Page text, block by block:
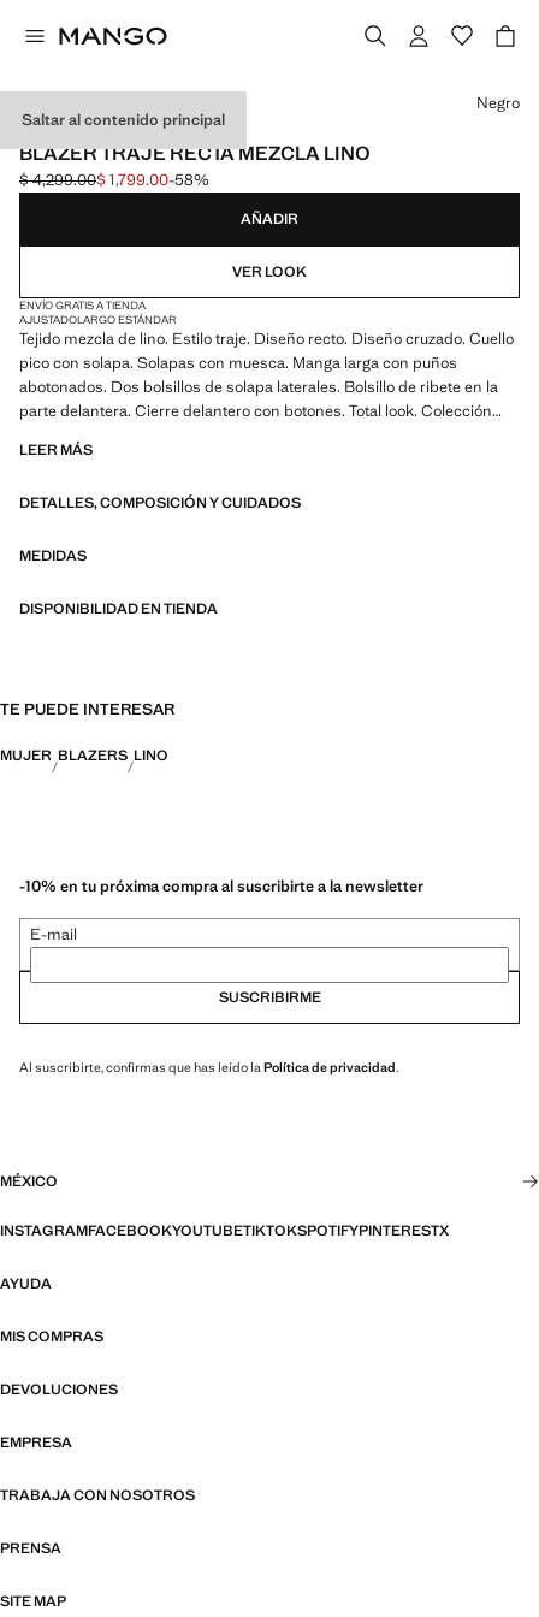
Saltar al contenido principal
SELECTION
BLAZER TRAJE RECTA MEZCLA LINO
Precio inicial tachado [$ 4,299.00 ]
$ 4,299.00
Precio actual [$ 1,799.00 ]
$ 1,799.00-58%
Selecciona un color
Negro
AÑADIR
VER LOOK
ENVÍO GRATIS A TIENDA
AJUSTADOLARGO ESTÁNDAR
Tejido mezcla de lino. Estilo traje. Diseño recto. Diseño cruzado. Cuello
pico con solapa. Solapas con muesca. Manga larga con puños
abotonados. Dos bolsillos de solapa laterales. Bolsillo de ribete en la
parte delantera. Cierre delantero con botones. Total look. Colección
calidad para construir un armario femenino y contemporáneo
LEER MÁS
DETALLES, COMPOSICIÓN Y CUIDADOS
MEDIDAS
DISPONIBILIDAD EN TIENDA
TE PUEDE INTERESAR
MUJER BLAZERS LINO
-10% en tu próxima compra al suscribirte a la newsletter
E-mail
SUSCRIBIRME
Al suscribirte, confirmas que has leído la Política de privacidad.
MÉXICO
INSTAGRAMFACEBOOKYOUTUBETIKTOKSPOTIFYPINTERESTX
AYUDA
MIS COMPRAS
DEVOLUCIONES
EMPRESA
TRABAJA CON NOSOTROS
PRENSA
SITE MAP